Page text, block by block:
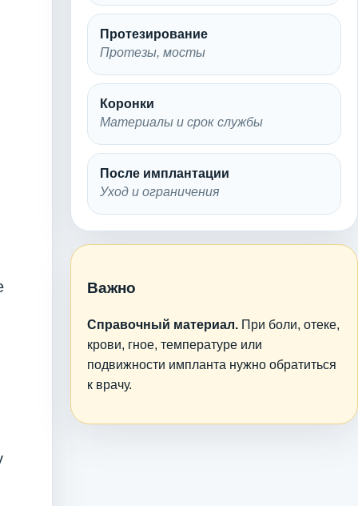
Протезирование
Протезы, мосты
Коронки
Материалы и срок службы
После имплантации
Уход и ограничения
Важно
Справочный материал. При боли, отеке,
крови, гное, температуре или
подвижности импланта нужно обратиться
к врачу.